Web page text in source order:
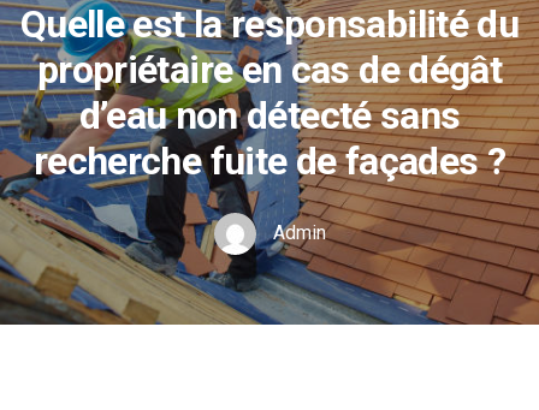
Quelle est la responsabilité du
propriétaire en cas de dégât
d’eau non détecté sans
recherche fuite de façades ?
Admin